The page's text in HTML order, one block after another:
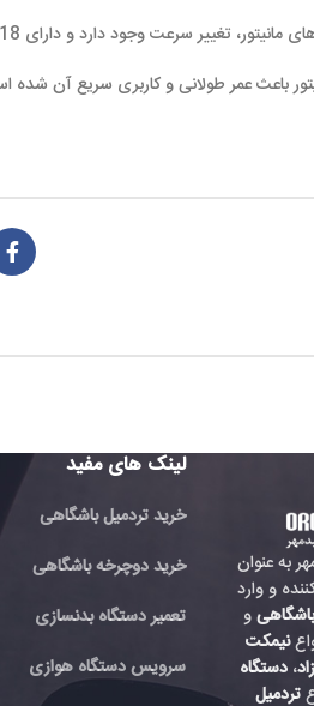
وجود دارد و دارای 18
برنامه تمرینی
و کاربری سریع آن شده است. همچنین
خرید تردمیل باشگاهی
خرید دوچرخه باشگاهی
تعمیر دستگاه بدنسازی
سرویس دستگاه هوازی